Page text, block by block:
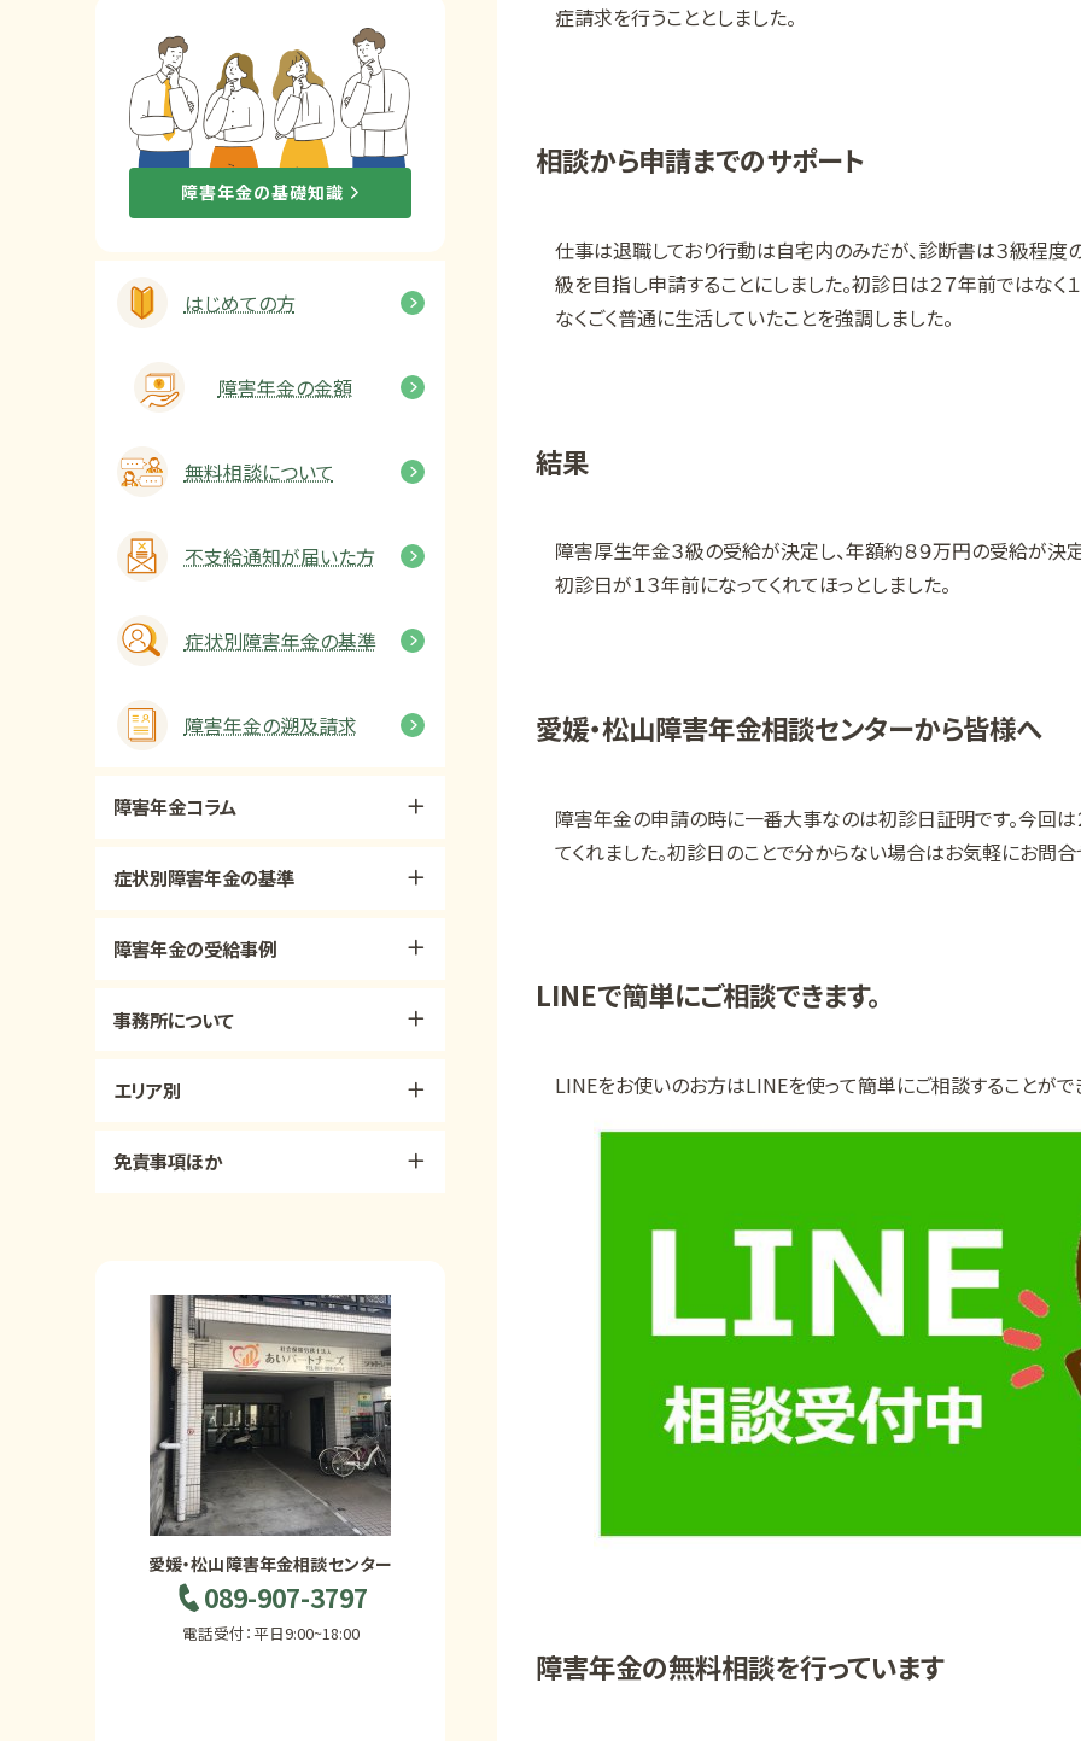
メリット
お電話でのお問い合わせ
089-907-3797
症請求を行うこととしました。
相談から申請までのサポート
仕事は退職しており行動は自宅内のみだが、診断書は３級程度
級を目指し申請することにしました。初診日は２７年前ではな
なくごく普通に生活していたことを強調しました。
結果
障害厚生年金３級の受給が決定し、年額約８９万円の受給が決
初診日が１３年前になってくれてほっとしました。
愛媛・松山障害年金相談センターから皆様へ
障害年金の申請の時に一番大事なのは初診日証明です。今回は
てくれました。初診日のことで分からない場合はお気軽にお問合
LINEで簡単にご相談できます。
LINEをお使いのお方はLINEを使って簡単にご相談することがで
障害年金の無料相談を行っています
障害年金の基礎知識
はじめての方
障害年金の金額
無料相談について
不支給通知が届いた方
症状別障害年金の基準
障害年金の遡及請求
障害年金コラム
症状別障害年金の基準
障害年金の受給事例
事務所について
エリア別
免責事項ほか
愛媛・松山障害年金相談センター
089-907-3797
電話受付：平日9:00~18:00